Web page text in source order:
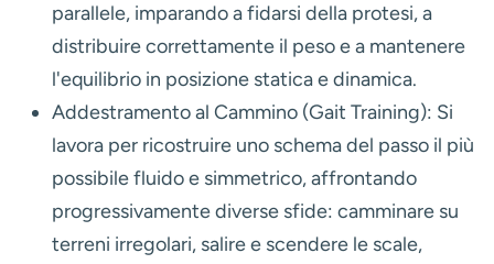
parallele, imparando a fidarsi della protesi, a
distribuire correttamente il peso e a mantenere
l'equilibrio in posizione statica e dinamica.
Addestramento al Cammino (Gait Training): Si
lavora per ricostruire uno schema del passo il più
possibile fluido e simmetrico, affrontando
progressivamente diverse sfide: camminare su
terreni irregolari, salire e scendere le scale,